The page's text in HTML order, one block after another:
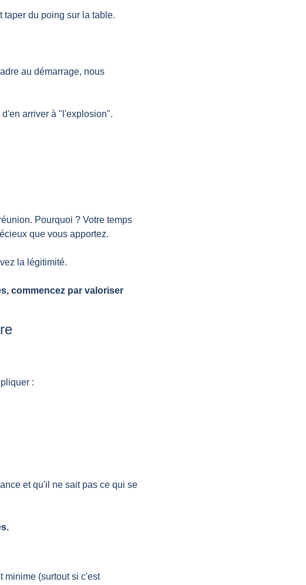
taper du poing sur la table.
au démarrage, nous
arriver à "l'explosion".
Pourquoi ? Votre temps
que vous apportez.
la légitimité.
commencez par valoriser
:
et qu'il ne sait pas ce qui se
minime (surtout si c'est